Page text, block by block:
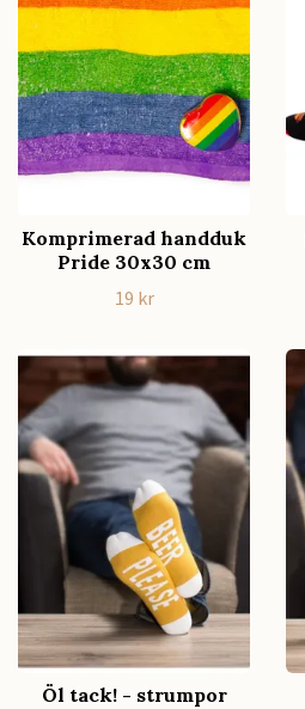
Komprimerad handduk
Pride 30x30 cm
19 kr
Öl tack! - strumpor